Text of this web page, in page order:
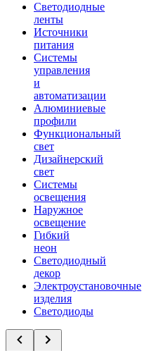
Светодиодные
ленты
Источники
питания
Системы
управления
и
автоматизации
Алюминиевые
профили
Функциональный
свет
Дизайнерский
свет
Системы
освещения
Наружное
освещение
Гибкий
неон
Светодиодный
декор
Электроустановочные
изделия
Светодиоды